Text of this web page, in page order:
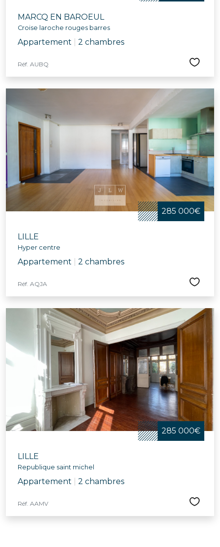
MARCQ EN BAROEUL
Croise laroche rouges barres
Appartement 2 chambres
Réf. AUBQ
285 000€
LILLE
Hyper centre
Appartement 2 chambres
Réf. AQJA
285 000€
LILLE
Republique saint michel
Appartement 2 chambres
Réf. AAMV